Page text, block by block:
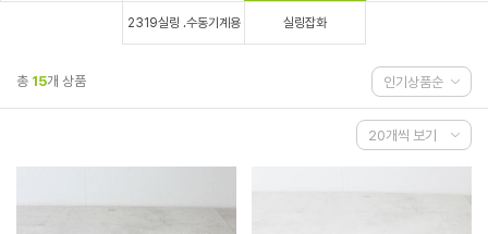
2319실링 .수동기계용 실링잡화
총 15개 상품